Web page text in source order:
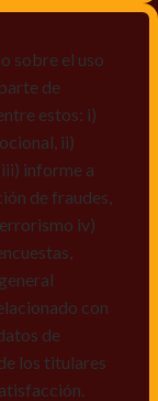
a las
Datos
vi) reportes
de protección
derechos
solicitar
y en
sobre el uso
de
estos: i)
ii)
informe a
de fraudes,
iv)
con
de
los titulares